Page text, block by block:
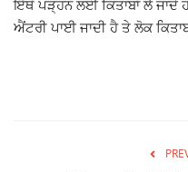
ਇੱਥੋਂ ਪੜ੍ਹਨ ਲਈ ਕਿਤਾਬਾਂ ਲੈ ਜਾਦੇ
ਐਂਟਰੀ ਪਾਈ ਜਾਦੀ ਹੈ ਤੇ ਲੋਕ